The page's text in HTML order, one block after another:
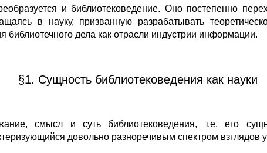
и библиотековедение. Оно постепенно
в науку, призванную разрабатывать
библиотечного дела как отрасли индустрии информации.
§1. Сущность библиотековедения как науки
смысл и суть библиотековедения, т.е. его
довольно разноречивым спектром взглядов